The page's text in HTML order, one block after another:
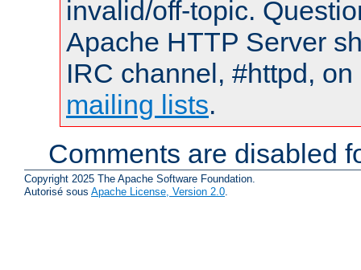
invalid/off-topic.
Apache HTTP Server
IRC channel, #httpd,
mailing lists.
Comments are disabled
Copyright 2025 The Apache Software Foundation.
Autorisé sous Apache License, Version 2.0